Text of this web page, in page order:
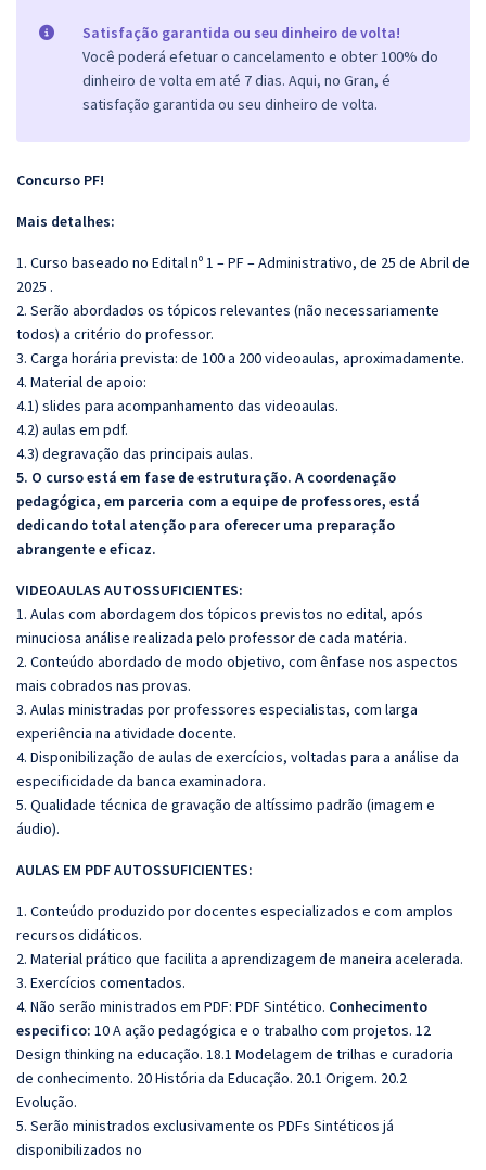
Satisfação garantida ou seu dinheiro de volta!
Você poderá efetuar o cancelamento e obter 100% do
dinheiro de volta em até 7 dias. Aqui, no Gran, é
satisfação garantida ou seu dinheiro de volta.
Concurso PF!
Mais detalhes:
1. Curso baseado no Edital nº 1 – PF – Administrativo, de 25 de Abril de
2025 .
2. Serão abordados os tópicos relevantes (não necessariamente
todos) a critério do professor.
3. Carga horária prevista: de 100 a 200 videoaulas, aproximadamente.
4. Material de apoio:
4.1) slides para acompanhamento das videoaulas.
4.2) aulas em pdf.
4.3) degravação das principais aulas.
5. O curso está em fase de estruturação. A coordenação
pedagógica, em parceria com a equipe de professores, está
dedicando total atenção para oferecer uma preparação
abrangente e eficaz.
VIDEOAULAS AUTOSSUFICIENTES:
1. Aulas com abordagem dos tópicos previstos no edital, após
minuciosa análise realizada pelo professor de cada matéria.
2. Conteúdo abordado de modo objetivo, com ênfase nos aspectos
mais cobrados nas provas.
3. Aulas ministradas por professores especialistas, com larga
experiência na atividade docente.
4. Disponibilização de aulas de exercícios, voltadas para a análise da
especificidade da banca examinadora.
5. Qualidade técnica de gravação de altíssimo padrão (imagem e
áudio).
AULAS EM PDF AUTOSSUFICIENTES:
1. Conteúdo produzido por docentes especializados e com amplos
recursos didáticos.
2. Material prático que facilita a aprendizagem de maneira acelerada.
3. Exercícios comentados.
4. Não serão ministrados em PDF: PDF Sintético. Conhecimento
especifico: 10 A ação pedagógica e o trabalho com projetos. 12
Design thinking na educação. 18.1 Modelagem de trilhas e curadoria
de conhecimento. 20 História da Educação. 20.1 Origem. 20.2
Evolução.
5. Serão ministrados exclusivamente os PDFs Sintéticos já
disponibilizados no